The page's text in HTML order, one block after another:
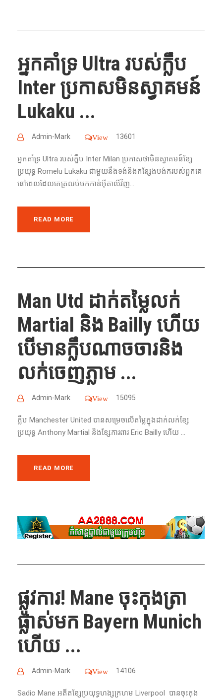
អ្នក​គាំទ្រ Ultra របស់​ក្លឹប​
Inter ប្រកាសមិនស្វាគមន៍
Lukaku ...
Admin-Mark View 13601
អ្នក​គាំទ្រ Ultra របស់​ក្លឹប​ Inter Milan ប្រកាសថាមិន​​ស្វាគមន៍​ខ្សែ​
ប្រយុទ្ធ Romelu Lukaku ​ជាមួយ​នឹង​ទង់​និង​កន្សែង​បង់ក​​របស់​ពួក​គេ​ ​
នៅ​ពេល​ដែល​​គេ​ត្រលប់​មក​កាន់​អ៊ីតាលី​វិញ...
READ MORE
Man Utd ដាក់​តម្លៃ​លក់​
Martial និង​ Bailly ហើយ ​
បើមានក្លឹបណាចចារនិង
លក់ចេញភ្លាម ...
Admin-Mark View 15095
ក្លឹប​ Manchester United បាន​សម្រេច​លើ​តម្លៃ​ក្នុង​ដាក់​លក់​ខ្សែ​
ប្រយុទ្ធ​ Anthony Martial និង​ខ្សែ​ការពារ​ Eric Bailly ហើយ​ ...
READ MORE
ផ្លូវការ​! Mane ចុះ​កុងត្រា​
ផ្លាស់​មក​ Bayern Munich
ហើយ​ ...
Admin-Mark View 14106
Sadio Mane អតីតខ្សែ​ប្រយុទ្ធហង្សក្រហម Liverpool​ បាន​ចុះ​កុង